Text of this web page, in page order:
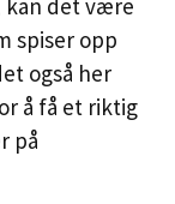
kan det være
spiser opp
også her
å få et riktig
på